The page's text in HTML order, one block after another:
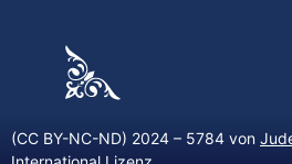
(CC BY-NC-ND) 2024 – 5784 von